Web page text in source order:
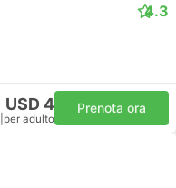
4.3
USD 4
per adulto
Prenota ora